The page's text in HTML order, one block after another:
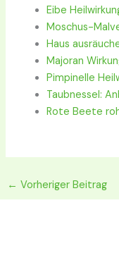
Eibe
Moschus-
Haus
Majoran
Pimpinelle
Taubnessel:
Rote Beete
← Vorheriger Beitrag